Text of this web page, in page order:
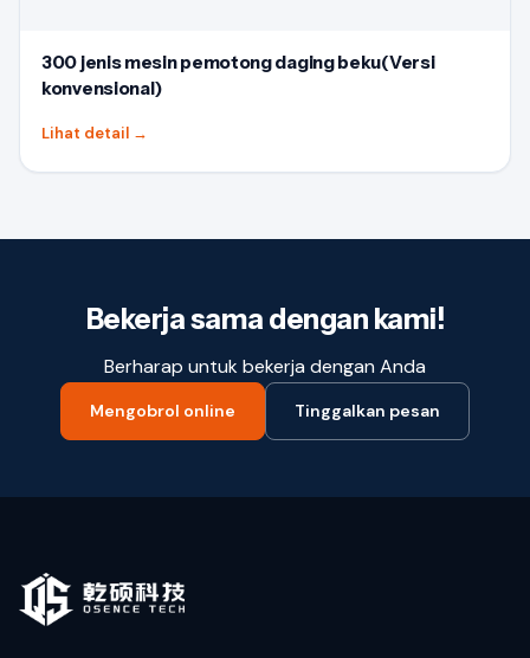
300 jenis mesin pemotong daging beku(Versi
konvensional)
Lihat detail →
Bekerja sama dengan kami!
Berharap untuk bekerja dengan Anda
Mengobrol online Tinggalkan pesan